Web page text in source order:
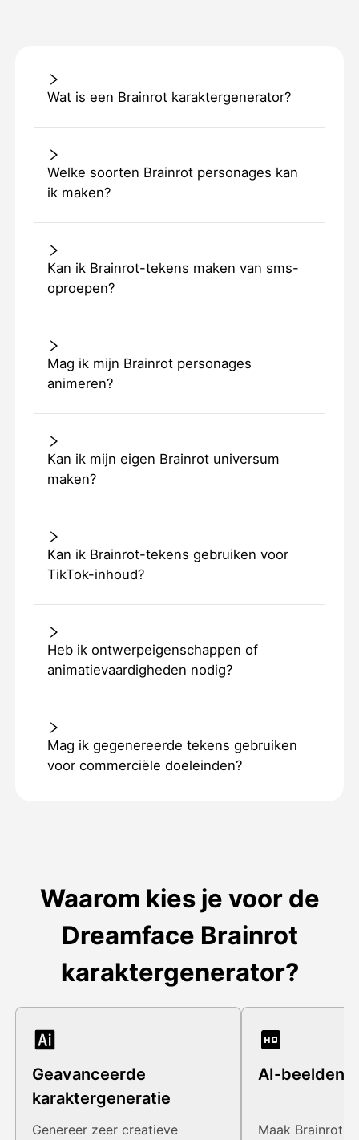
Wat is een Brainrot karaktergenerator?
Welke soorten Brainrot personages kan
ik maken?
Kan ik Brainrot-tekens maken van sms-
oproepen?
Mag ik mijn Brainrot personages
animeren?
Kan ik mijn eigen Brainrot universum
maken?
Kan ik Brainrot-tekens gebruiken voor
TikTok-inhoud?
Heb ik ontwerpeigenschappen of
animatievaardigheden nodig?
Mag ik gegenereerde tekens gebruiken
voor commerciële doeleinden?
Waarom kies je voor de
Dreamface Brainrot
karaktergenerator?
Geavanceerde
karaktergeneratie
Genereer zeer creatieve
AI-beelden
Maak Brainrot-